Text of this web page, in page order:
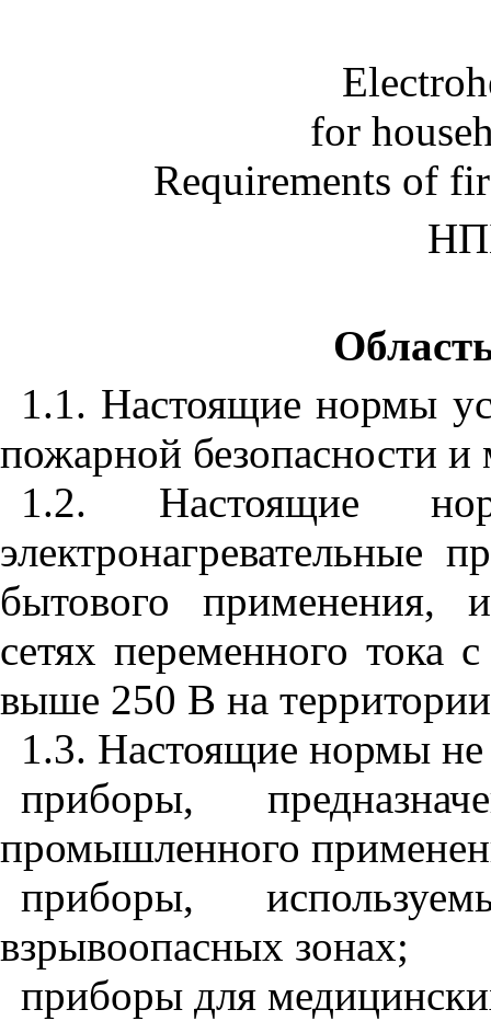
for
Requirements of
1.1. Настоящие нормы
пожарной безопасности
1.2. Настоящие
электронагревательные
бытового применения,
сетях переменного тока
выше 250 В на
1.3. Настоящие нормы не
приборы,
промышленного
приборы,
взрывоопасных зонах;
приборы для